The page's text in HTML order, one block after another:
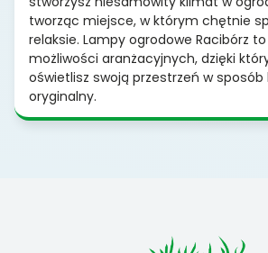
tworząc miejsce, w którym chętnie
relaksie. Lampy ogrodowe Racibórz
możliwości aranżacyjnych, dzięki
oświetlisz swoją przestrzeń w sposób
oryginalny.